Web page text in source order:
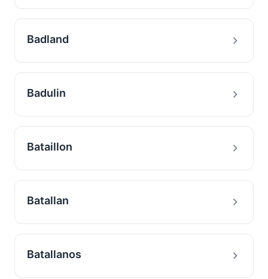
Badland
Badulin
Bataillon
Batallan
Batallanos